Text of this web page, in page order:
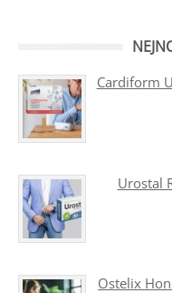
Cardiform
Urostal
Ostelix